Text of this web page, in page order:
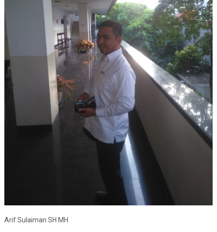
Arif Sulaiman SH MH